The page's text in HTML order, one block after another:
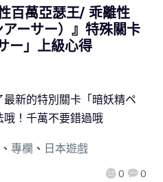
百萬亞瑟王/ 乖離性
ーサー）』特殊關卡
ー」上級心得
0 0
新的特別關卡「暗妖精ペ
哦！千萬不要錯過哦
、 專欄 、 日本遊戲